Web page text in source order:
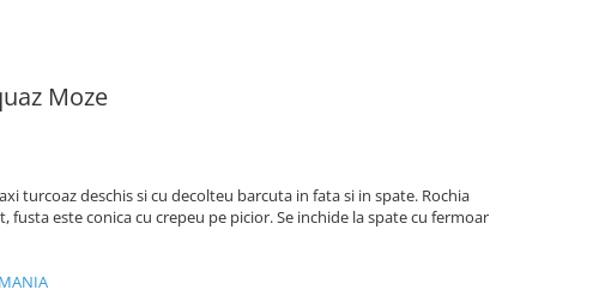
Moze
turcoaz deschis si cu decolteu barcuta in fata si in spate. Rochia
fusta este conica cu crepeu pe picior. Se inchide la spate cu fermoar